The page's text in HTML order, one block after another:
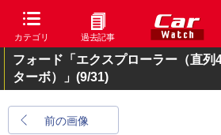
カテゴリ 過去記事
フォード「エクスプローラー（直列
ターボ）」 (9/31)
前の画像